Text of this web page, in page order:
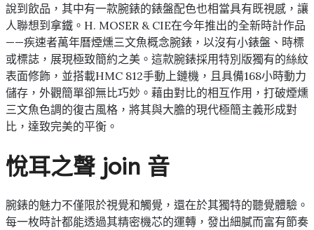
說到飲品，其中有一款腕錶的錶盤配色也相當具有既視感，讓
人聯想到拿鐵。H. MOSER & CIE在今年推出的全新時計作品
——疾速者萬年曆煙燻三文魚概念腕錶，以沒有小錶盤、時標
或標誌，展現極致簡約之美。這款腕錶採用特別版獨有的絲紋
表面修飾，並搭載HMC 812手動上鏈機，且具備168小時動力
儲存，外觀簡單卻無比巧妙。藉由對比的相互作用，打破煙燻
三文魚色調的復古風格，將其與大膽的現代極簡主義形成對
比，達致完美的平衡。
悅耳之聲 join 音
腕錶的魅力不僅限於視覺和觸覺，還在於其獨特的聽覺體驗。
每一枚時計都能透過其精密機芯的運轉，發出細膩而富有節奏